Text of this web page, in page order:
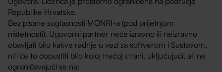
Republike Hrvatske.
Bez pisane suglasnosti MONRI-a (pod prijetnjom
ništetnosti), Ugovorni partner neće izravno ili neizravno
obavljati bilo kakve radnje u vezi sa softverom i Sustavom,
niti će to dopustiti bilo kojoj trećoj strani, uključujući, ali ne
ograničavajući se na: